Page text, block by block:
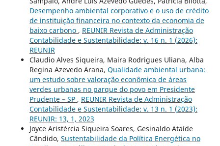
Desempenho ambiental corporativo e o uso de crédito
de instituição financeira no contexto da economia de
baixo carbono , REUNIR Revista de Administração
Contabilidade e Sustentabilidade: v. 16 n. 1 (2026):
REUNIR
Claudio Alves Siqueira, Maira Rodrigues Uliana, Alba
Regina Azevedo Arana, Qualidade ambiental urbana:
um estudo sobre valoração econômica de áreas
verdes urbanas no parque do povo em Presidente
Prudente – SP , REUNIR Revista de Administração
Contabilidade e Sustentabilidade: v. 13 n. 1 (2023):
REUNIR: 13, 1, 2023
Joyce Aristércia Siqueira Soares, Gesinaldo Ataíde
Cândido, Sustentabilidade da Política Energética no